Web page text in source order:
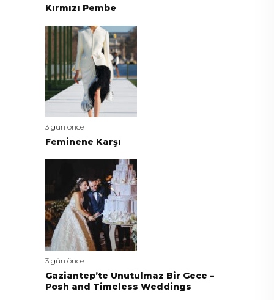
Kırmızı Pembe
3 gün önce
Feminene Karşı
3 gün önce
Gaziantep’te Unutulmaz Bir Gece –
Posh and Timeless Weddings